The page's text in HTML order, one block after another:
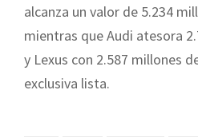
alcanza un valor de 5.234
mientras que Audi atesora
y Lexus con 2.587 millones
exclusiva lista.